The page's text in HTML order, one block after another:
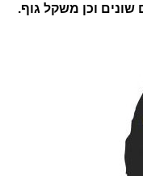
שונים וכן משקל גוף.